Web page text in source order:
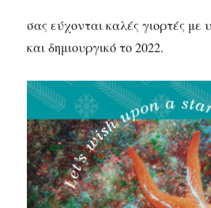
σας εύχονται καλές γιορτές με
και δημιουργικό το 2022.